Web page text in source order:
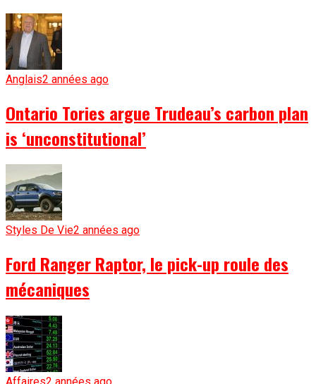
Anglais2 années ago
Ontario Tories argue Trudeau’s carbon plan
is ‘unconstitutional’
Styles De Vie2 années ago
Ford Ranger Raptor, le pick-up roule des
mécaniques